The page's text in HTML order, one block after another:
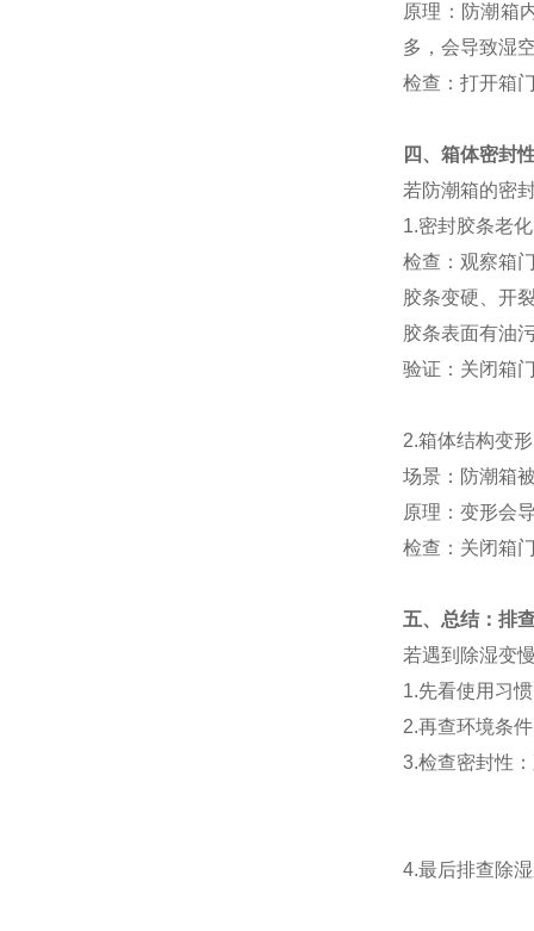
原理：防潮箱
多，会导致湿
检查：打开箱
四、箱体密封
若防潮箱的密
1.密封胶条老
检查：观察箱
胶条变硬、开
胶条表面有油
验证：关闭箱
2.箱体结构变形
场景：防潮箱
原理：变形会
检查：关闭箱
五、总结：排
若遇到除湿变
1.先看使用习
2.再查环境条
3.检查密封性
4.最后排查除